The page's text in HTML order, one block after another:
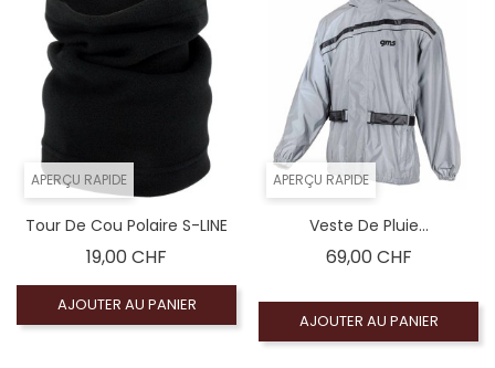
APERÇU RAPIDE
Tour De Cou Polaire S-LINE
19,00 CHF
AJOUTER AU PANIER
APERÇU RAPIDE
Veste De Pluie...
69,00 CHFPrix
AJOUTER AU PANIER